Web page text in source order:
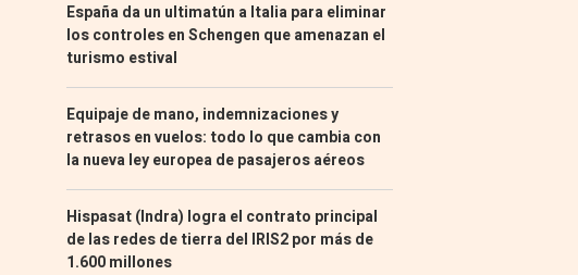
España da un ultimatún a Italia para eliminar
los controles en Schengen que amenazan el
turismo estival
Equipaje de mano, indemnizaciones y
retrasos en vuelos: todo lo que cambia con
la nueva ley europea de pasajeros aéreos
Hispasat (Indra) logra el contrato principal
de las redes de tierra del IRIS2 por más de
1.600 millones